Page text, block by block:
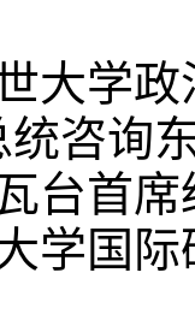
大学政
咨询
台首席
学国际